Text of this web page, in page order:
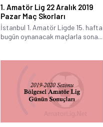
1. Amatör Lig 22 Aralık 2019
Pazar Maç Skorları
İstanbul 1. Amatör Ligde 15. hafta
bugün oynanacak maçlarla sona...